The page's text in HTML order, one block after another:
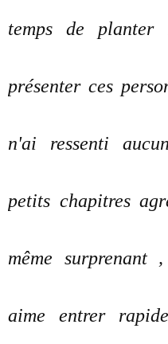
temps de
présenter ces
n'ai ressenti
petits chapitres
même
aime entrer